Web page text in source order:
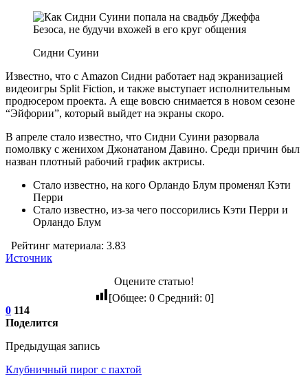
Сидни Суини
Известно, что с Amazon Сидни работает над экранизацией
видеоигры Split Fiction, и также выступает исполнительным
продюсером проекта. А еще вовсю снимается в новом сезоне
“Эйфории”, который выйдет на экраны скоро.
В апреле стало известно, что Сидни Суини разорвала
помолвку с женихом Джонатаном Давино. Среди причин был
назван плотный рабочий график актрисы.
Стало известно, на кого Орландо Блум променял Кэти
Перри
Стало известно, из-за чего поссорились Кэти Перри и
Орландо Блум
Рейтинг материала: 3.83
Источник
Оцените статью!
[Общее: 0Средний: 0]
0 114
Поделится
Предыдущая запись
Клубничный пирог с пахтой